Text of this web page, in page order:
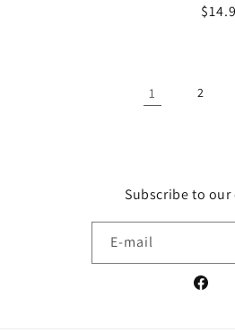
Prix
1 2
Subscribe to our
E-mail